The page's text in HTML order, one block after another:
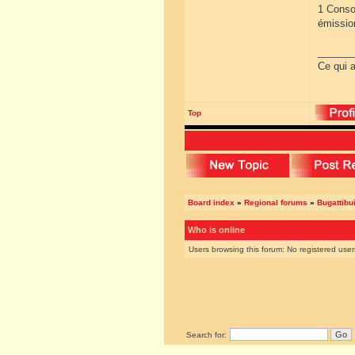
1
Ce qui
Top
Board index » Regional forums »
Who is online
Users browsing this forum: No registered
Search for: